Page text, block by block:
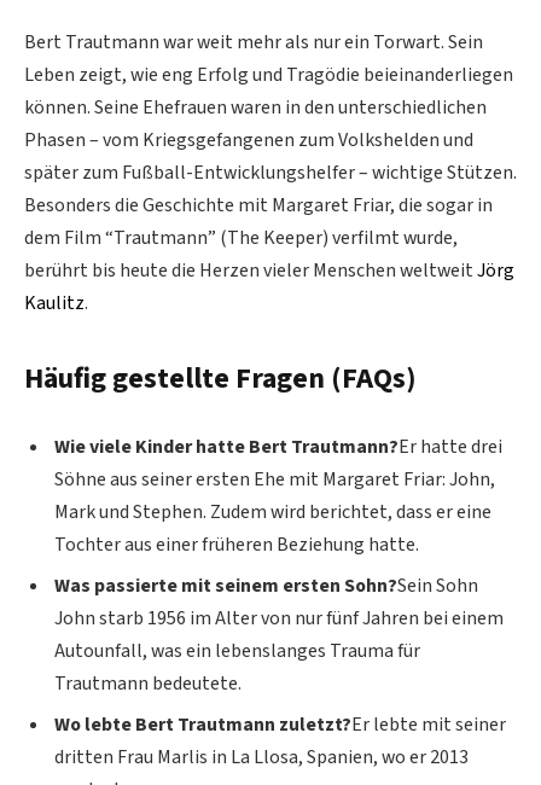
Bert Trautmann war weit mehr als nur ein Torwart. Sein
Leben zeigt, wie eng Erfolg und Tragödie beieinanderliegen
können. Seine Ehefrauen waren in den unterschiedlichen
Phasen – vom Kriegsgefangenen zum Volkshelden und
später zum Fußball-Entwicklungshelfer – wichtige Stützen.
Besonders die Geschichte mit Margaret Friar, die sogar in
dem Film “Trautmann” (The Keeper) verfilmt wurde,
berührt bis heute die Herzen vieler Menschen weltweitJörg
Kaulitz.
Häufig gestellte Fragen (FAQs)
Wie viele Kinder hatte Bert Trautmann?Er hatte drei
Söhne aus seiner ersten Ehe mit Margaret Friar: John,
Mark und Stephen. Zudem wird berichtet, dass er eine
Tochter aus einer früheren Beziehung hatte.
Was passierte mit seinem ersten Sohn?Sein Sohn
John starb 1956 im Alter von nur fünf Jahren bei einem
Autounfall, was ein lebenslanges Trauma für
Trautmann bedeutete.
Wo lebte Bert Trautmann zuletzt?Er lebte mit seiner
dritten Frau Marlis in La Llosa, Spanien, wo er 2013